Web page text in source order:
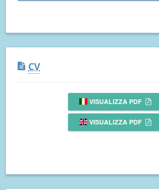
CV
VISUALIZZA PDF
VISUALIZZA PDF